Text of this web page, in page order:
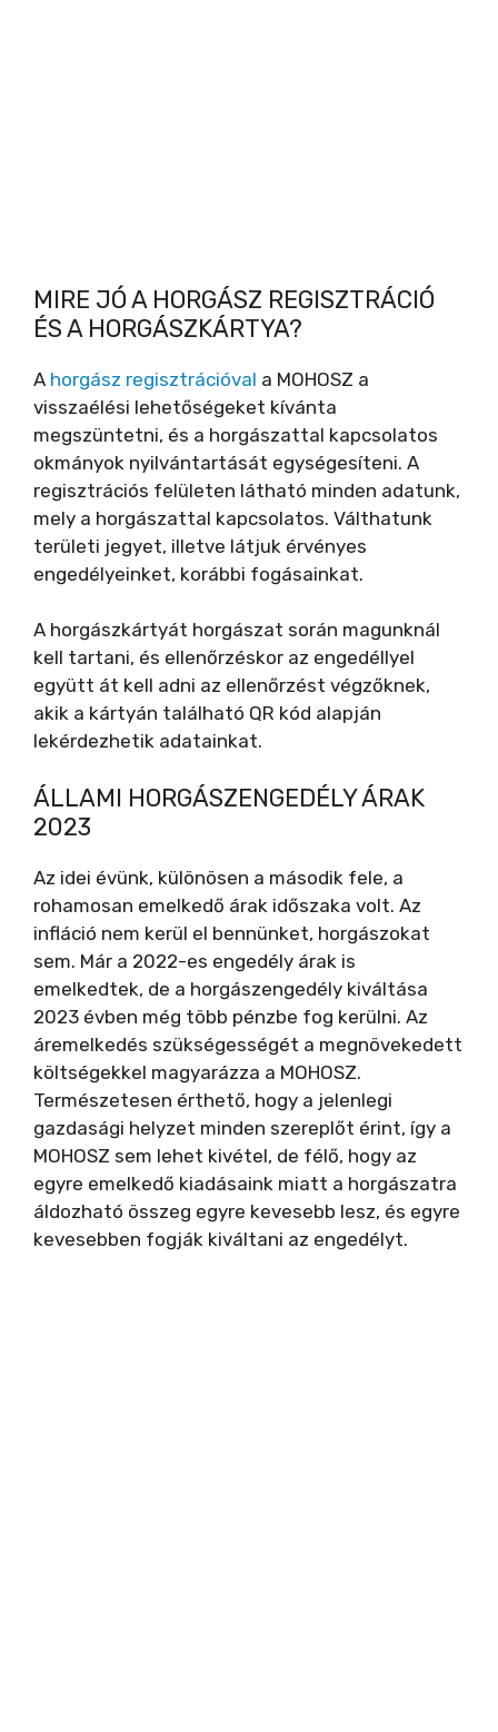
MIRE JÓ A HORGÁSZ REGISZTRÁCIÓ
ÉS A HORGÁSZKÁRTYA?
A horgász regisztrációval a MOHOSZ a
visszaélési lehetőségeket kívánta
megszüntetni, és a horgászattal kapcsolatos
okmányok nyilvántartását egységesíteni. A
regisztrációs felületen látható minden adatunk,
mely a horgászattal kapcsolatos. Válthatunk
területi jegyet, illetve látjuk érvényes
engedélyeinket, korábbi fogásainkat.
A horgászkártyát horgászat során magunknál
kell tartani, és ellenőrzéskor az engedéllyel
együtt át kell adni az ellenőrzést végzőknek,
akik a kártyán található QR kód alapján
lekérdezhetik adatainkat.
ÁLLAMI HORGÁSZENGEDÉLY ÁRAK
2023
Az idei évünk, különösen a második fele, a
rohamosan emelkedő árak időszaka volt. Az
infláció nem kerül el bennünket, horgászokat
sem. Már a 2022-es engedély árak is
emelkedtek, de a horgászengedély kiváltása
2023 évben még több pénzbe fog kerülni. Az
áremelkedés szükségességét a megnövekedett
költségekkel magyarázza a MOHOSZ.
Természetesen érthető, hogy a jelenlegi
gazdasági helyzet minden szereplőt érint, így a
MOHOSZ sem lehet kivétel, de félő, hogy az
egyre emelkedő kiadásaink miatt a horgászatra
áldozható összeg egyre kevesebb lesz, és egyre
kevesebben fogják kiváltani az engedélyt.